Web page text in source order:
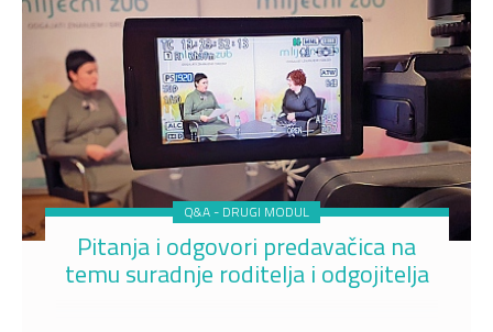
Q&A - DRUGI MODUL
Pitanja i odgovori predavačica na
temu suradnje roditelja i odgojitelja